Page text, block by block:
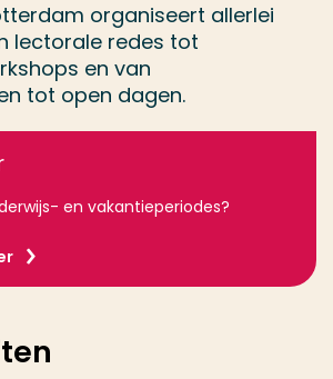
organiseert allerlei
lectorale redes tot
en van
tot open dagen.
en vakantieperiodes?